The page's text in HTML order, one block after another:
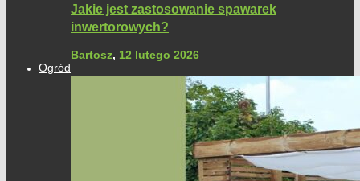
Jakie jest zastosowanie spawarek
inwertorowych?
Bartosz, 12 lutego 2026
Ogród